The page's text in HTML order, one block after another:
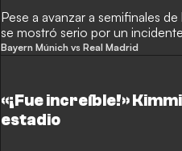
Pese a avanzar a semifinales
se mostró serio por un
Bayern Múnich vs Real Madrid
«¡Fue increíble!»
estadio